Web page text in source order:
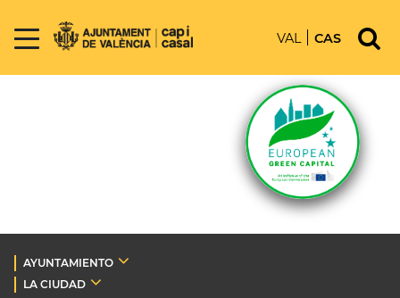
VAL CAS
AYUNTAMIENTO
LA CIUDAD